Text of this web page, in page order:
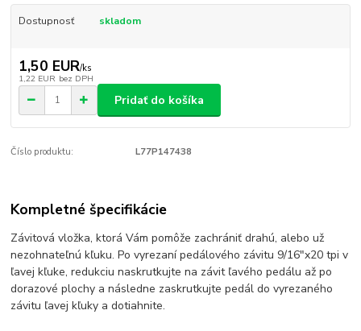
Dostupnosť skladom
1,50 EUR/ks
1,22 EUR bez DPH
Pridať do košíka
Číslo produktu: L77P147438
Kompletné špecifikácie
Závitová vložka, ktorá Vám pomôže zachrániť drahú, alebo už
nezohnateľnú kľuku. Po vyrezaní pedálového závitu 9/16"x20 tpi v
ľavej kľuke, redukciu naskrutkujte na závit ľavého pedálu až po
dorazové plochy a následne zaskrutkujte pedál do vyrezaného
závitu ľavej kľuky a dotiahnite.